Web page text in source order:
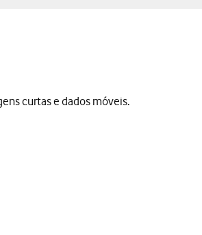
curtas e dados móveis.